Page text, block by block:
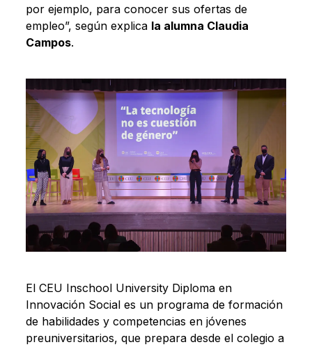
por ejemplo, para conocer sus ofertas de
empleo”, según explica la alumna Claudia
Campos.
El CEU Inschool University Diploma en
Innovación Social es un programa de formación
de habilidades y competencias en jóvenes
preuniversitarios, que prepara desde el colegio a